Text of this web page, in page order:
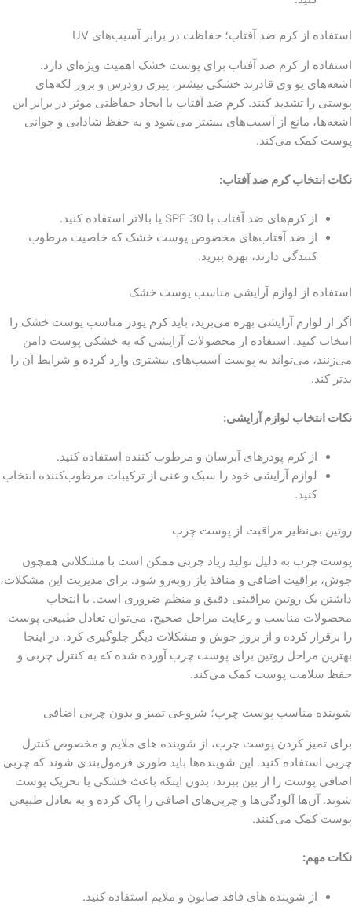
استفاده از کرم ضد آفتاب؛ حفاظت در برابر آسیب‌های UV
استفاده از کرم ضد آفتاب برای پوست خشک اهمیت ویژه‌ای دارد.
اشعه‌های یو وی قادرند خشکی بیشتر، پیری زودرس و بروز لکه‌های
پوستی را تشدید کنند. کرم ضد آفتاب با ایجاد حفاظتی موثر در برابر این
اشعه‌ها، مانع از آسیب‌های بیشتر می‌شود و به حفظ شادابی و جوانی
پوست کمک می‌کند.
نکات انتخاب کرم ضد آفتاب:
از کرم‌های ضد آفتاب با SPF 30 یا بالاتر استفاده کنید.
از ضد آفتاب‌های مخصوص پوست خشک که خاصیت مرطوب
کنندگی دارند، بهره ببرید.
استفاده از لوازم آرایشی مناسب پوست خشک
اگر از لوازم آرایشی بهره می‌برید، باید کرم پودر مناسب پوست خشک را
انتخاب کنید. استفاده از محصولات آرایشی که به خشکی پوست دامن
می‌زنند، می‌تواند به پوست آسیب‌های بیشتری وارد کرده و شرایط آن را
بدتر کند.
نکات انتخاب لوازم آرایشی:
از کرم پودرهای آبرسان و مرطوب کننده استفاده کنید.
لوازم آرایشی خود را سبک و غنی از ترکیبات مرطوب‌کننده انتخاب
کنید.
روتین بی‌نظیر مراقبت از پوست چرب
پوست چرب به دلیل تولید زیاد چربی ممکن است با مشکلاتی همچون
جوش، براقیت اضافی و منافذ باز روبه‌رو شود. برای مدیریت این مشکلات،
داشتن یک روتین مراقبتی دقیق و منظم ضروری است. با انتخاب
محصولات مناسب و رعایت مراحل صحیح، می‌توان تعادل طبیعی پوست
را برقرار کرده و از بروز جوش و مشکلات دیگر جلوگیری کرد. در اینجا
بهترین مراحل روتین برای پوست چرب آورده شده که به کنترل چربی و
حفظ سلامت پوست کمک می‌کند.
شوینده مناسب پوست چرب؛ شروعی تمیز و بدون چربی اضافی
برای تمیز کردن پوست چرب، از شوینده های ملایم و مخصوص کنترل
چربی استفاده کنید. این شوینده‌ها باید طوری فرمول‌بندی شوند که چربی
اضافی پوست را از بین ببرند، بدون اینکه باعث خشکی یا تحریک پوست
شوند. آن‌ها آلودگی‌ها و چربی‌های اضافی را پاک کرده و به تعادل طبیعی
پوست کمک می‌کنند.
نکات مهم:
از شوینده های فاقد صابون و ملایم استفاده کنید.